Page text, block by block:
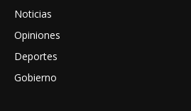
Noticias
Opiniones
Deportes
Gobierno